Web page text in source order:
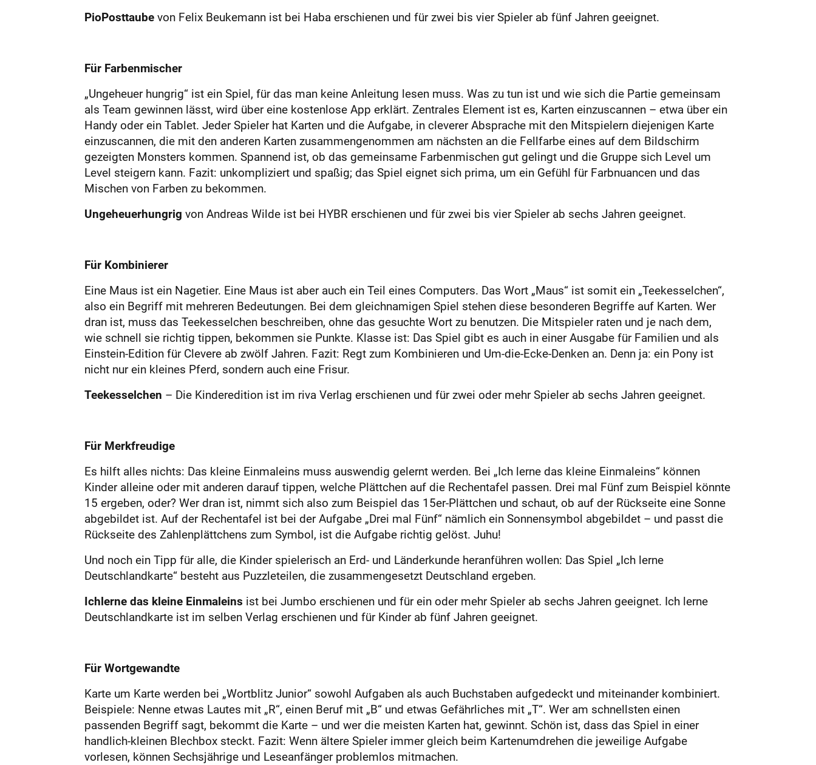
PioPosttaubevon Felix Beukemann ist bei Haba erschienen und für zwei bis vier Spieler ab fünf Jahren geeignet.
Für Farbenmischer
„Ungeheuer hungrig“ ist ein Spiel, für das man keine Anleitung lesen muss. Was zu tun ist und wie sich die Partie gemeinsam
als Team gewinnen lässt, wird über eine kostenlose App erklärt. Zentrales Element ist es, Karten einzuscannen – etwa über ein
Handy oder ein Tablet. Jeder Spieler hat Karten und die Aufgabe, in cleverer Absprache mit den Mitspielern diejenigen Karte
einzuscannen, die mit den anderen Karten zusammengenommen am nächsten an die Fellfarbe eines auf dem Bildschirm
gezeigten Monsters kommen. Spannend ist, ob das gemeinsame Farbenmischen gut gelingt und die Gruppe sich Level um
Level steigern kann. Fazit: unkompliziert und spaßig; das Spiel eignet sich prima, um ein Gefühl für Farbnuancen und das
Mischen von Farben zu bekommen.
Ungeheuerhungrig von Andreas Wilde ist bei HYBR erschienen und für zwei bis vier Spieler ab sechs Jahren geeignet.
Für Kombinierer
Eine Maus ist ein Nagetier. Eine Maus ist aber auch ein Teil eines Computers. Das Wort „Maus“ ist somit ein „Teekesselchen“,
also ein Begriff mit mehreren Bedeutungen. Bei dem gleichnamigen Spiel stehen diese besonderen Begriffe auf Karten. Wer
dran ist, muss das Teekesselchen beschreiben, ohne das gesuchte Wort zu benutzen. Die Mitspieler raten und je nach dem,
wie schnell sie richtig tippen, bekommen sie Punkte. Klasse ist: Das Spiel gibt es auch in einer Ausgabe für Familien und als
Einstein-Edition für Clevere ab zwölf Jahren. Fazit: Regt zum Kombinieren und Um-die-Ecke-Denken an. Denn ja: ein Pony ist
nicht nur ein kleines Pferd, sondern auch eine Frisur.
Teekesselchen – Die Kinderedition ist im riva Verlag erschienen und für zwei oder mehr Spieler ab sechs Jahren geeignet.
Für Merkfreudige
Es hilft alles nichts: Das kleine Einmaleins muss auswendig gelernt werden. Bei „Ich lerne das kleine Einmaleins“ können
Kinder alleine oder mit anderen darauf tippen, welche Plättchen auf die Rechentafel passen. Drei mal Fünf zum Beispiel könnte
15 ergeben, oder? Wer dran ist, nimmt sich also zum Beispiel das 15er-Plättchen und schaut, ob auf der Rückseite eine Sonne
abgebildet ist. Auf der Rechentafel ist bei der Aufgabe „Drei mal Fünf“ nämlich ein Sonnensymbol abgebildet – und passt die
Rückseite des Zahlenplättchens zum Symbol, ist die Aufgabe richtig gelöst. Juhu!
Und noch ein Tipp für alle, die Kinder spielerisch an Erd- und Länderkunde heranführen wollen: Das Spiel „Ich lerne
Deutschlandkarte“ besteht aus Puzzleteilen, die zusammengesetzt Deutschland ergeben.
Ichlerne das kleine Einmaleins ist bei Jumbo erschienen und für ein oder mehr Spieler ab sechs Jahren geeignet. Ich lerne
Deutschlandkarte ist im selben Verlag erschienen und für Kinder ab fünf Jahren geeignet.
Für Wortgewandte
Karte um Karte werden bei „Wortblitz Junior“ sowohl Aufgaben als auch Buchstaben aufgedeckt und miteinander kombiniert.
Beispiele: Nenne etwas Lautes mit „R“, einen Beruf mit „B“ und etwas Gefährliches mit „T“. Wer am schnellsten einen
passenden Begriff sagt, bekommt die Karte – und wer die meisten Karten hat, gewinnt. Schön ist, dass das Spiel in einer
handlich-kleinen Blechbox steckt. Fazit: Wenn ältere Spieler immer gleich beim Kartenumdrehen die jeweilige Aufgabe
vorlesen, können Sechsjährige und Leseanfänger problemlos mitmachen.